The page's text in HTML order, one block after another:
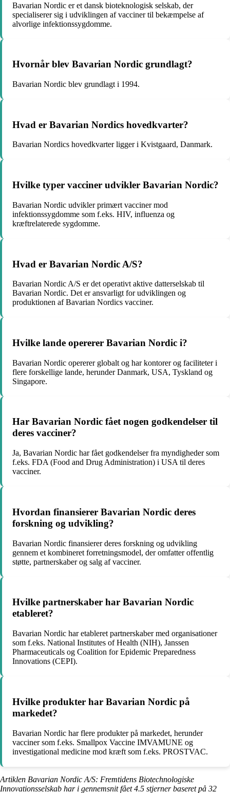
Bavarian Nordic er et dansk bioteknologisk selskab, der
specialiserer sig i udviklingen af vacciner til bekæmpelse af
alvorlige infektionssygdomme.
Hvornår blev Bavarian Nordic grundlagt?
Bavarian Nordic blev grundlagt i 1994.
Hvad er Bavarian Nordics hovedkvarter?
Bavarian Nordics hovedkvarter ligger i Kvistgaard, Danmark.
Hvilke typer vacciner udvikler Bavarian Nordic?
Bavarian Nordic udvikler primært vacciner mod
infektionssygdomme som f.eks. HIV, influenza og
kræftrelaterede sygdomme.
Hvad er Bavarian Nordic A/S?
Bavarian Nordic A/S er det operativt aktive datterselskab til
Bavarian Nordic. Det er ansvarligt for udviklingen og
produktionen af Bavarian Nordics vacciner.
Hvilke lande opererer Bavarian Nordic i?
Bavarian Nordic opererer globalt og har kontorer og faciliteter i
flere forskellige lande, herunder Danmark, USA, Tyskland og
Singapore.
Har Bavarian Nordic fået nogen godkendelser til
deres vacciner?
Ja, Bavarian Nordic har fået godkendelser fra myndigheder som
f.eks. FDA (Food and Drug Administration) i USA til deres
vacciner.
Hvordan finansierer Bavarian Nordic deres
forskning og udvikling?
Bavarian Nordic finansierer deres forskning og udvikling
gennem et kombineret forretningsmodel, der omfatter offentlig
støtte, partnerskaber og salg af vacciner.
Hvilke partnerskaber har Bavarian Nordic
etableret?
Bavarian Nordic har etableret partnerskaber med organisationer
som f.eks. National Institutes of Health (NIH), Janssen
Pharmaceuticals og Coalition for Epidemic Preparedness
Innovations (CEPI).
Hvilke produkter har Bavarian Nordic på
markedet?
Bavarian Nordic har flere produkter på markedet, herunder
vacciner som f.eks. Smallpox Vaccine IMVAMUNE og
investigational medicine mod kræft som f.eks. PROSTVAC.
Artiklen Bavarian Nordic A/S: Fremtidens Biotechnologiske
Innovationsselskab har i gennemsnit fået4.5 stjerner baseret på 32